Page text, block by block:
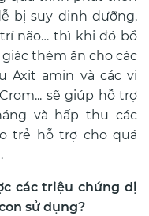
bị suy dinh dưỡng,
não… thì khi đó bổ
thèm ăn cho các
Axit amin và các vi
sẽ giúp hỗ trợ
và hấp thu các
trẻ hỗ trợ cho quá
các triệu chứng dị
sử dụng?